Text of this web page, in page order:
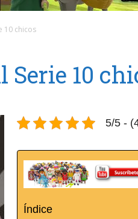
10 chicos
Serie 10
5/5 -
Índice